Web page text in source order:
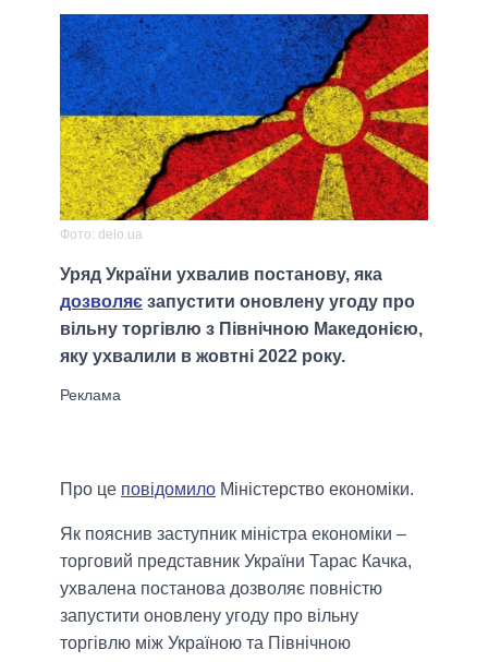
Фото: delo.ua
Уряд України ухвалив постанову, яка
дозволяє запустити оновлену угоду про
вільну торгівлю з Північною Македонією,
яку ухвалили в жовтні 2022 року.
Про це повідомило Міністерство економіки.
Як пояснив заступник міністра економіки –
торговий представник України Тарас Качка,
ухвалена постанова дозволяє повністю
запустити оновлену угоду про вільну
торгівлю між Україною та Північною